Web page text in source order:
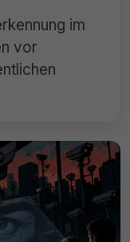
im
vor